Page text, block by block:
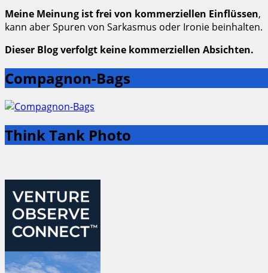
Meine Meinung ist frei von kommerziellen Einflüssen,
kann aber Spuren von Sarkasmus oder Ironie beinhalten.
Dieser Blog verfolgt keine kommerziellen Absichten.
Compagnon-Bags
Think Tank Photo